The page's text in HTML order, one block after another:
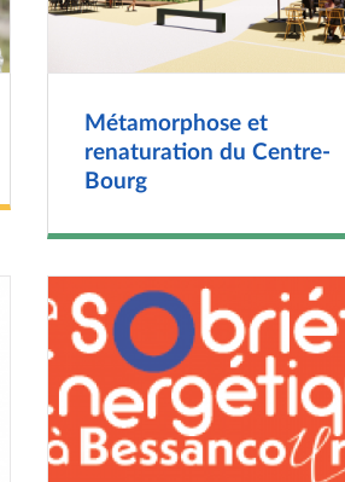
Métamorphose et
renaturation du Centre-
Bourg